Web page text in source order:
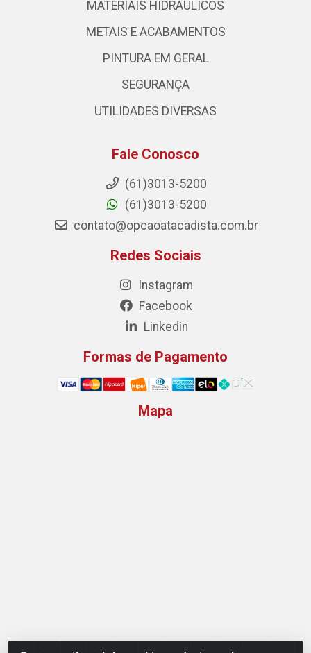
MATERIAIS HIDRÁULICOS
METAIS E ACABAMENTOS
PINTURA EM GERAL
SEGURANÇA
UTILIDADES DIVERSAS
Fale Conosco
(61)3013-5200
(61)3013-5200
contato@opcaoatacadista.com.br
Redes Sociais
Instagram
Facebook
Linkedin
Formas de Pagamento
Mapa